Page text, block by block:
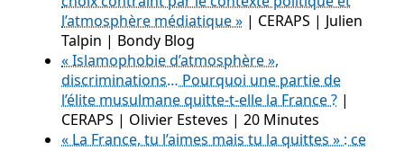
l’atmosphère médiatique » | CERAPS | Julien
Talpin | Bondy Blog
« Islamophobie d’atmosphère »,
discriminations… Pourquoi une partie de
l’élite musulmane quitte-t-elle la France ? |
CERAPS | Olivier Esteves | 20 Minutes
« La France, tu l’aimes mais tu la quittes » : ce